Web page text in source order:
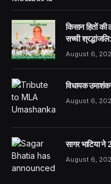
किसान हितों
सच्ची
August 6,
विधायक
August 6,
सागर भाटिया ने
August 6,